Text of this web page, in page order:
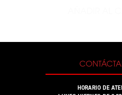
HORARIO DE